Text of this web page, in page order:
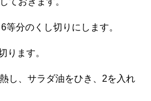
分のくし切りにします。
ります。
し、サラダ油をひき、2を入れ